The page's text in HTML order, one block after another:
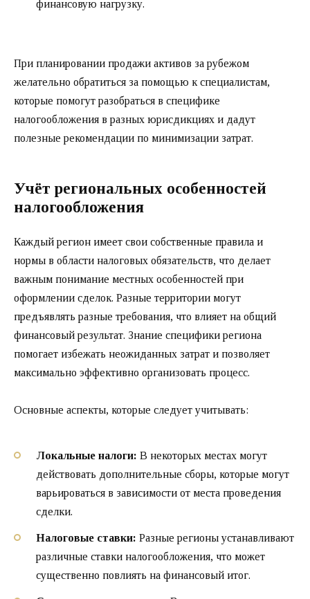
финансовую нагрузку.
При планировании продажи активов за рубежом
желательно обратиться за помощью к специалистам,
которые помогут разобраться в специфике
налогообложения в разных юрисдикциях и дадут
полезные рекомендации по минимизации затрат.
Учёт региональных особенностей
налогообложения
Каждый регион имеет свои собственные правила и
нормы в области налоговых обязательств, что делает
важным понимание местных особенностей при
оформлении сделок. Разные территории могут
предъявлять разные требования, что влияет на общий
финансовый результат. Знание специфики региона
помогает избежать неожиданных затрат и позволяет
максимально эффективно организовать процесс.
Основные аспекты, которые следует учитывать:
Локальные налоги: В некоторых местах могут
действовать дополнительные сборы, которые могут
варьироваться в зависимости от места проведения
сделки.
Налоговые ставки: Разные регионы устанавливают
различные ставки налогообложения, что может
существенно повлиять на финансовый итог.